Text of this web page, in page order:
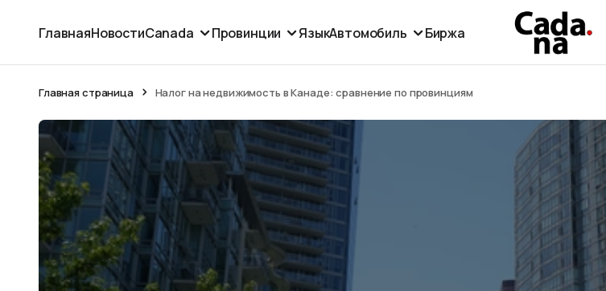
ГлавнаяНовостиCanada Провинции ЯзыкАвтомобиль Биржа
Главная страница Налог на недвижимость в Канаде: сравнение по провинциям